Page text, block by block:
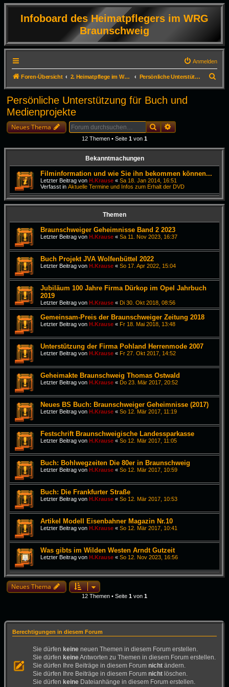
Infoboard des Heimatpflegers im WRG
Braunschweig
Anmelden
Foren-Übersicht 2. Heimatpflege im Westlichen-Ringgebiet in Braunschweig Persönliche Unterstützung für Buch und Medienprojekte
u
Persönliche Unterstützung für Buch und
Medienprojekte
Neues Thema SucheErweiterte Suche
12 Themen • Seite 1 von 1
Bekanntmachungen
Filminformation und wie Sie ihn bekommen können...
Letzter Beitrag von H.Krause « Sa 18. Jan 2014, 16:51
Verfasst in Aktuelle Termine und Infos zum Erhalt der DVD
Themen
Braunschweiger Geheimnisse Band 2 2023
Letzter Beitrag von H.Krause « Sa 11. Nov 2023, 16:37
Buch Projekt JVA Wolfenbüttel 2022
Letzter Beitrag von H.Krause « So 17. Apr 2022, 15:04
Jubiläum 100 Jahre Firma Dürkop im Opel Jahrbuch
2019
Letzter Beitrag von H.Krause « Di 30. Okt 2018, 08:56
Gemeinsam-Preis der Braunschweiger Zeitung 2018
Letzter Beitrag von H.Krause « Fr 18. Mai 2018, 13:48
Unterstützung der Firma Pohland Herrenmode 2007
Letzter Beitrag von H.Krause « Fr 27. Okt 2017, 14:52
Geheimakte Braunschweig Thomas Ostwald
Letzter Beitrag von H.Krause « Do 23. Mär 2017, 20:52
Neues BS Buch: Braunschweiger Geheimnisse (2017)
Letzter Beitrag von H.Krause « So 12. Mär 2017, 11:19
Festschrift Braunschweigische Landessparkasse
Letzter Beitrag von H.Krause « So 12. Mär 2017, 11:05
Buch: Bohlwegzeiten Die 80er in Braunschweig
Letzter Beitrag von H.Krause « So 12. Mär 2017, 10:59
Buch: Die Frankfurter Straße
Letzter Beitrag von H.Krause « So 12. Mär 2017, 10:53
Artikel Modell Eisenbahner Magazin Nr.10
Letzter Beitrag von H.Krause « So 12. Mär 2017, 10:41
Was gibts im Wilden Westen Arndt Gutzeit
Letzter Beitrag von H.Krause « So 12. Nov 2023, 16:56
Neues Thema
12 Themen • Seite 1 von 1
Berechtigungen in diesem Forum
Sie dürfen keine neuen Themen in diesem Forum erstellen.
Sie dürfen keineAntworten zu Themen in diesem Forum erstellen.
Sie dürfen Ihre Beiträge in diesem Forum nicht ändern.
Sie dürfen Ihre Beiträge in diesem Forum nicht löschen.
Sie dürfen keine Dateianhänge in diesem Forum erstellen.